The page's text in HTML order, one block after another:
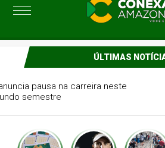
ÚLTIMAS
Tenista Bia Haddad anuncia